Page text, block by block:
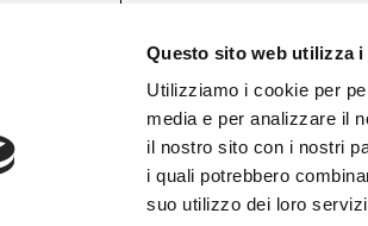
Questo sito web utilizza i
Utilizziamo i cookie per
media e per analizzare il
il nostro sito con i nostri
i quali potrebbero
suo utilizzo dei loro